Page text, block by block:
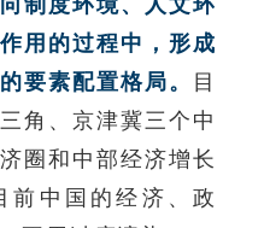
制度环境、人文环
用的过程中，形成
要素配置格局。
目
角、京津冀三个中
圈和中部经济增长
前中国的经济、政